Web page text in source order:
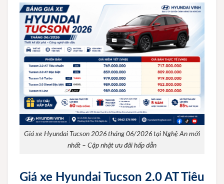
Giá xe Hyundai Tucson 2026 tháng 06/2026 tại Nghệ An mới
nhất – Cập nhật ưu đãi hấp dẫn
Giá xe Hyundai Tucson 2.0 AT Tiêu